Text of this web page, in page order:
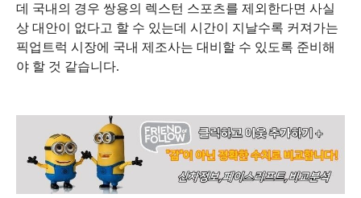
데 국내의 경우 쌍용의 렉스턴 스포츠를 제외한다면 사실
상 대안이 없다고 할 수 있는데 시간이 지날수록 커져가는
픽업트럭 시장에 국내 제조사는 대비할 수 있도록 준비해
야 할 것 같습니다.